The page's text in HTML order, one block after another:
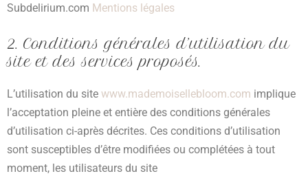
Subdelirium.com Mentions légales
2. Conditions générales d’utilisation du
site et des services proposés.
L’utilisation du site www.mademoisellebloom.com implique
l’acceptation pleine et entière des conditions générales
d’utilisation ci-après décrites. Ces conditions d’utilisation
sont susceptibles d’être modifiées ou complétées à tout
moment, les utilisateurs du site